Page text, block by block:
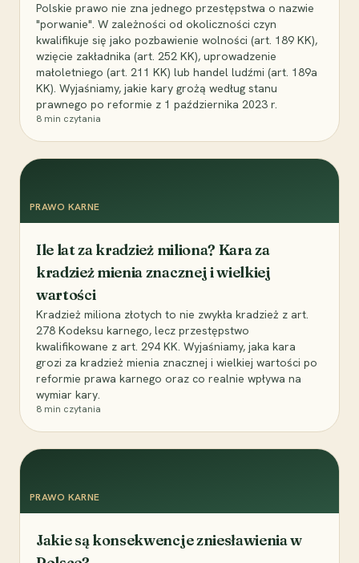
Polskie prawo nie zna jednego przestępstwa o nazwie
"porwanie". W zależności od okoliczności czyn
kwalifikuje się jako pozbawienie wolności (art. 189 KK),
wzięcie zakładnika (art. 252 KK), uprowadzenie
małoletniego (art. 211 KK) lub handel ludźmi (art. 189a
KK). Wyjaśniamy, jakie kary grożą według stanu
prawnego po reformie z 1 października 2023 r.
8 min czytania
PRAWO KARNE
Ile lat za kradzież miliona? Kara za
kradzież mienia znacznej i wielkiej
wartości
Kradzież miliona złotych to nie zwykła kradzież z art.
278 Kodeksu karnego, lecz przestępstwo
kwalifikowane z art. 294 KK. Wyjaśniamy, jaka kara
grozi za kradzież mienia znacznej i wielkiej wartości po
reformie prawa karnego oraz co realnie wpływa na
wymiar kary.
8 min czytania
PRAWO KARNE
Jakie są konsekwencje zniesławienia w